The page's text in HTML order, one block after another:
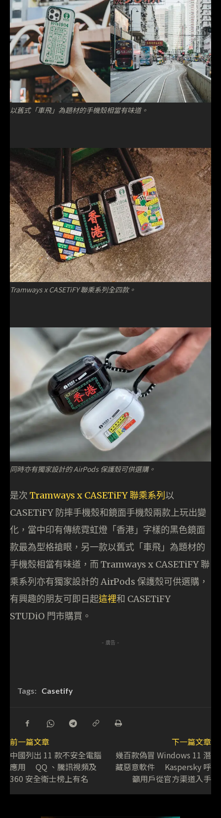
以舊式「車飛」為題材的手機殼相當有味道。
Tramways x CASETiFY 聯乘系列全四款。
同時亦有獨家設計的 AirPods 保護殼可供選購。
是次 Tramways x CASETiFY 聯乘系列 以
CASETiFY 防摔手機殼和鏡面手機殼兩款上玩出變
化，當中印有傳統霓虹燈「香港」字樣的黑色鏡面
款最為型格搶眼，另一款以舊式「車飛」為題材的
手機殼相當有味道，而 Tramways x CASETiFY 聯
乘系列亦有獨家設計的 AirPods 保護殼可供選購，
有興趣的朋友可即日起這裡和 CASETiFY
STUDiO 門市購買。
- 廣告 -
Tags: Casetify
前一篇文章
中國列出 11 款不安全電腦
應用 QQ 、騰訊視頻及
360 安全衛士榜上有名
下一篇文章
幾百款偽冒 Windows 11 潛
藏惡意軟件 Kaspersky 呼
籲用戶從官方渠道入手